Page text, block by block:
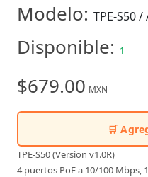
Modelo: TPE-S50 /
Disponible: 1
$679.00 MXN
🛒
TPE-S50 (Version v1.0R)
4 puertos PoE a 10/100 Mbps,